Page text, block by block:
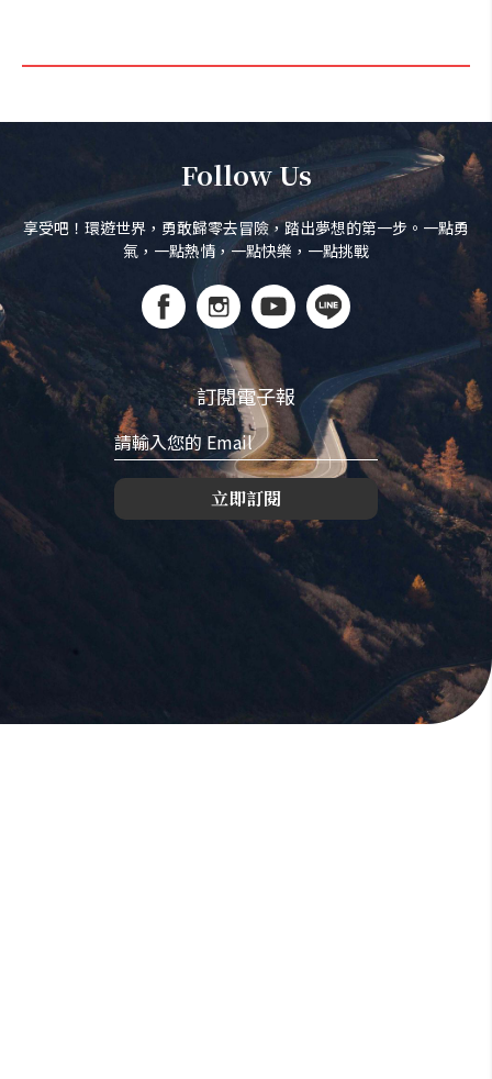
Follow Us
享受吧！環遊世界，勇敢歸零去冒險，踏出夢想的第一步。一點勇
氣，一點熱情，一點快樂，一點挑戰
訂閱電子報
立即訂閱